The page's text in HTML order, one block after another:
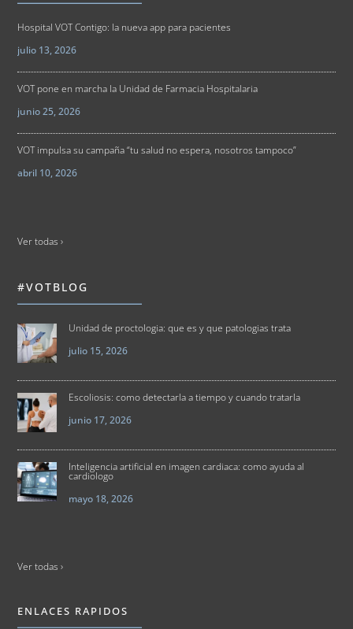
Hospital VOT Contigo: la nueva app para pacientes
julio 13, 2026
VOT pone en marcha la Unidad de Farmacia Hospitalaria
junio 25, 2026
VOT impulsa su campaña “tu salud no espera, nosotros tampoco”
abril 10, 2026
Ver todas ›
#VOTBLOG
Unidad de proctologia: que es y que patologias trata
julio 15, 2026
Escoliosis: como detectarla a tiempo y cuando tratarla
junio 17, 2026
Inteligencia artificial en imagen cardiaca: como ayuda al
cardiologo
mayo 18, 2026
Ver todas ›
ENLACES RAPIDOS